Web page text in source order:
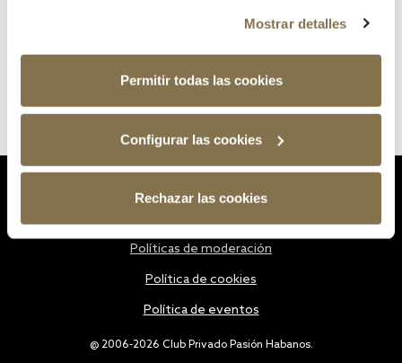
Mostrar detalles
Permitir todas las cookies
Configurar las cookies
Rechazar las cookies
@ 2006-2026 Club Privado Pasión Habanos.
Políticas de moderación
Política de cookies
Política de eventos